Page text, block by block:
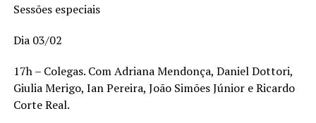
Sessões especiais
Dia 03/02
17h – Colegas. Com Adriana Mendonça, Daniel Dottori,
Giulia Merigo, Ian Pereira, João Simões Júnior e Ricardo
Corte Real.